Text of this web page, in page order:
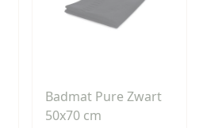
Badmat Pure Zwart
50x70 cm